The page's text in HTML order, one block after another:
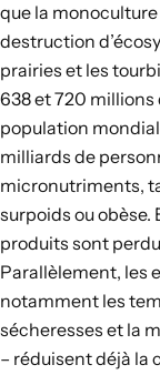
que la
destruction
prairies et les
638 et 720 millions
population
milliards de
micronutriments,
surpoids ou obèse.
produits sont
Parallèlement, les
notamment les
sécheresses et la
– réduisent déjà la